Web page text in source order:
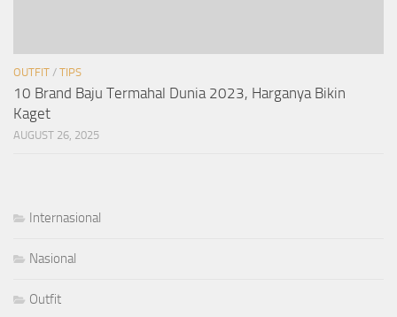
OUTFIT / TIPS
10 Brand Baju Termahal Dunia 2023, Harganya Bikin
Kaget
AUGUST 26, 2025
Internasional
Nasional
Outfit